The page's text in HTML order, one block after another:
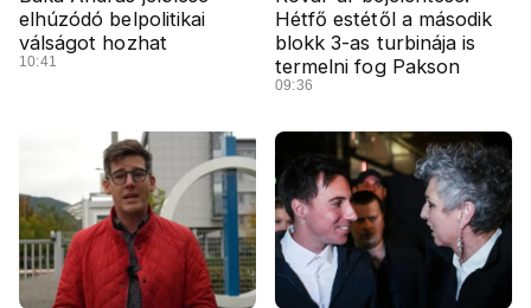
elhúzódó belpolitikai
válságot hozhat
10:41
Hétfő estétől a második
blokk 3-as turbinája is
termelni fog Pakson
09:36